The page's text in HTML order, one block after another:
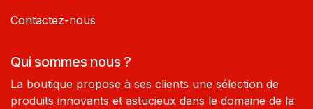
Contactez-nous
Qui sommes nous ?
La boutique propose à ses clients une sélection de
produits innovants et astucieux dans le domaine de la